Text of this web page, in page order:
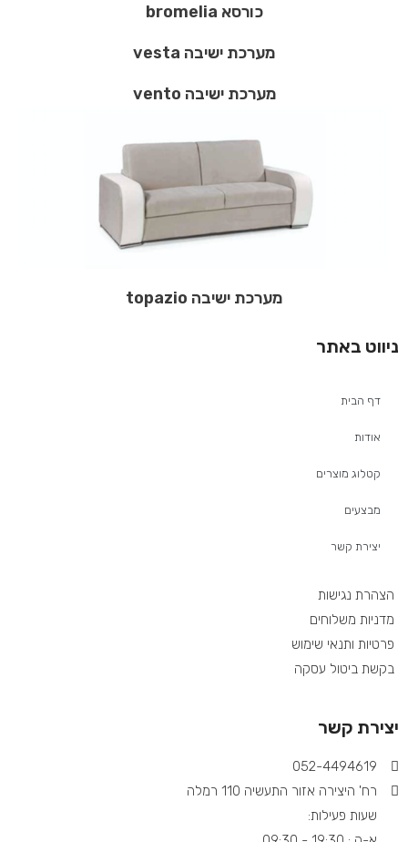
כורסא bromelia
מערכת ישיבה vesta
מערכת ישיבה vento
מערכת ישיבה topazio
ניווט באתר
דף הבית
אודות
קטלוג מוצרים
מבצעים
יצירת קשר
הצהרת נגישות
מדניות משלוחים
פרטיות ותנאי שימוש
בקשת ביטול עסקה
יצירת קשר
052-4494619​
רח' היצירה אזור התעשיה 110 רמלה
שעות פעילות: